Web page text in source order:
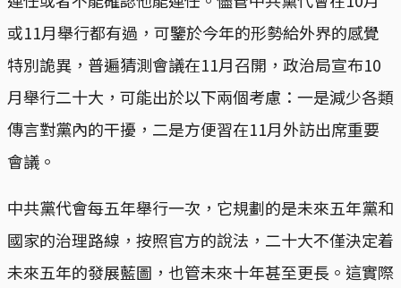
或11月舉行都有過，可鑒於今年的形勢給外界的感覺
特別詭異，普遍猜測會議在11月召開，政治局宣布10
月舉行二十大，可能出於以下兩個考慮：一是減少各類
傳言對黨內的干擾，二是方便習在11月外訪出席重要
會議。
中共黨代會每五年舉行一次，它規劃的是未來五年黨和
國家的治理路線，按照官方的說法，二十大不僅決定着
未來五年的發展藍圖，也管未來十年甚至更長。這實際